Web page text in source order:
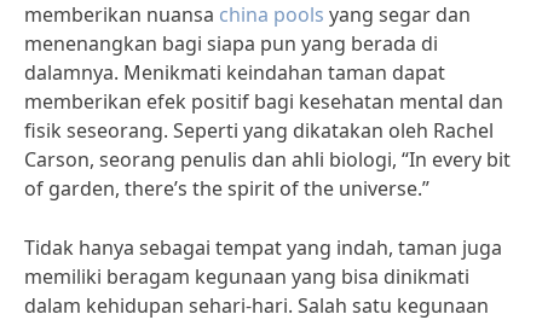
memberikan nuansa china pools yang segar dan
menenangkan bagi siapa pun yang berada di
dalamnya. Menikmati keindahan taman dapat
memberikan efek positif bagi kesehatan mental dan
fisik seseorang. Seperti yang dikatakan oleh Rachel
Carson, seorang penulis dan ahli biologi, “In every bit
of garden, there’s the spirit of the universe.”
Tidak hanya sebagai tempat yang indah, taman juga
memiliki beragam kegunaan yang bisa dinikmati
dalam kehidupan sehari-hari. Salah satu kegunaan